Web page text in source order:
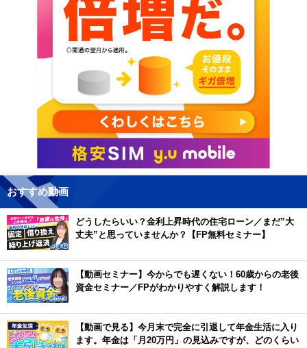
おすすめ動画
どうしたらいい？金利上昇時代の住宅ローン／まだ”大
丈夫”と思っていませんか？【FP無料セミナー】
【動画セミナー】今からでも遅くない！60歳からの老後
資金セミナー／FPがわかりやすく解説します！
【動画で見る】今月末で完全に引退して年金生活に入り
ます。年金は「月20万円」の見込みですが、どのくらい